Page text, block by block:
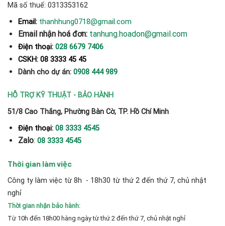
Mã số thuế: 0313353162
Email: thanhhung0718@gmail.com
Email nhận hoá đơn: tanhung.hoadon@gmail.com
Điện thoại: 028 6679 7406
CSKH: 08 3333 45 45
Dành cho dự án: 0908 444 989
HỖ TRỢ KỸ THUẬT - BẢO HÀNH
51/8 Cao Thắng, Phường Bàn Cờ, TP. Hồ Chí Minh
Điện thoại: 08 3333 4545
Zalo: 08 3333 4545
Thời gian làm việc
Công ty làm việc từ 8h - 18h30 từ thứ 2 đến thứ 7, chủ nhật
nghỉ
Thời gian nhận bảo hành:
Từ 10h đến 18h00 hàng ngày từ thứ 2 đến thứ 7, chủ nhật nghỉ